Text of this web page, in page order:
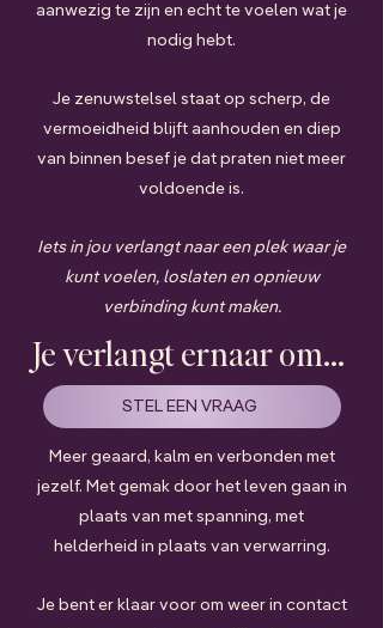
aanwezig te zijn en echt te voelen wat je
nodig hebt.
Je zenuwstelsel staat op scherp, de
vermoeidheid blijft aanhouden en diep
van binnen besef je dat praten niet meer
voldoende is.
Iets in jou verlangt naar een plek waar je
kunt voelen, loslaten en opnieuw
verbinding kunt maken.
Je verlangt ernaar om...
STEL EEN VRAAG
Meer geaard, kalm en verbonden met
jezelf. Met gemak door het leven gaan in
plaats van met spanning, met
helderheid in plaats van verwarring.
Je bent er klaar voor om weer in contact